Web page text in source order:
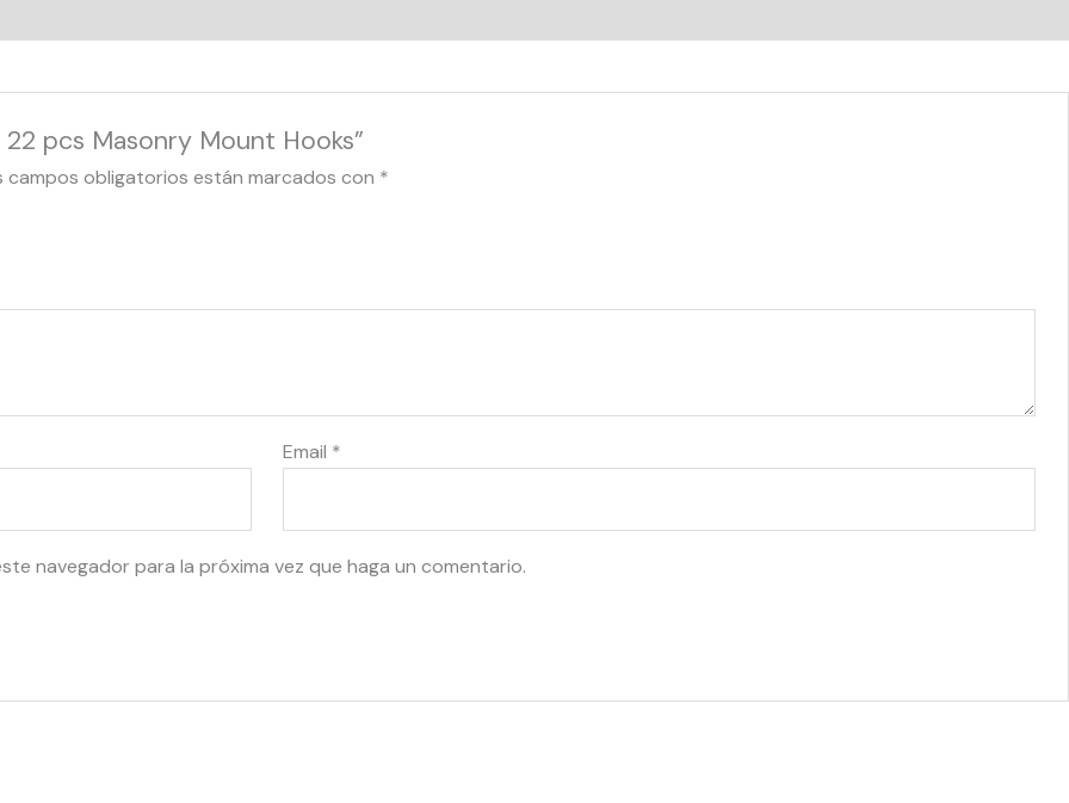
pcs Masonry Mount Hooks”
campos obligatorios están marcados con *
Email *
navegador para la próxima vez que haga un comentario.